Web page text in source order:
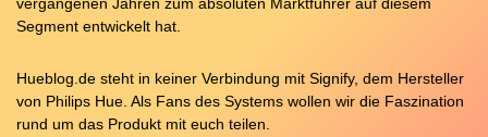
Segment entwickelt hat.
Hueblog.de steht in keiner Verbindung mit Signify, dem Hersteller
von Philips Hue. Als Fans des Systems wollen wir die Faszination
rund um das Produkt mit euch teilen.